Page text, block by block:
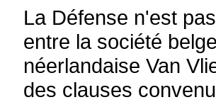
La Défense n'est
entre la société
néerlandaise Van
des clauses